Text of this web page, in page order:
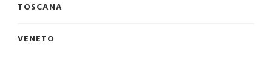
TOSCANA
VENETO